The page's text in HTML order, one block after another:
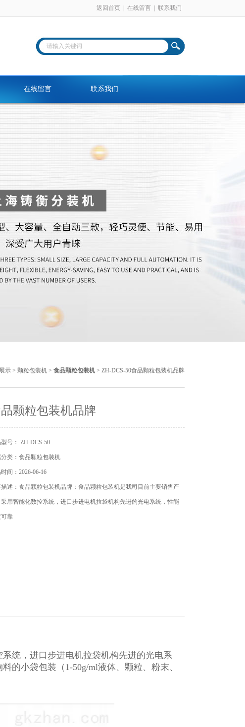
返回首页 在线留言 联系我们
在线留言 联系我们
示 > 颗粒包装机 > 食品颗粒包装机 > ZH-DCS-50食品颗粒包装机品牌
颗粒包装机品牌
号： ZH-DCS-50
分类：食品颗粒包装机
间：2026-06-16
述：食品颗粒包装机品牌：食品颗粒包装机是我司目前主要销售产
用智能化数控系统，进口步进电机拉袋机构先进的光电系统，性能
靠
统，进口步进电机拉袋机构先进的光电系
的小袋包装（1-50g/ml液体、颗粒、粉末、